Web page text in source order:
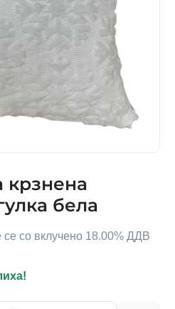
крзнена
бела
се со вклучено 18.00% ДДВ